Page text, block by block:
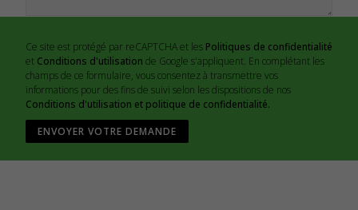
Ce site est protégé par reCAPTCHA et les Politiques de confidentialité
et Conditions d'utilisation de Google s'appliquent. En complétant les
champs de ce formulaire, vous consentez à transmettre vos
informations pour des fins de suivi selon les dispositions de nos
Conditions d'utilisation et politique de confidentialité.